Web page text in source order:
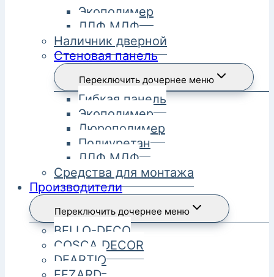
Экополимер
ЛДФ МДФ
Наличник дверной
Стеновая панель
Переключить дочернее меню
Гибкая панель
Экополимер
Дюрополимер
Полиуретан
ЛДФ МДФ
Средства для монтажа
Производители
Переключить дочернее меню
BELLO-DECO
COSCA DECOR
DEARTIO